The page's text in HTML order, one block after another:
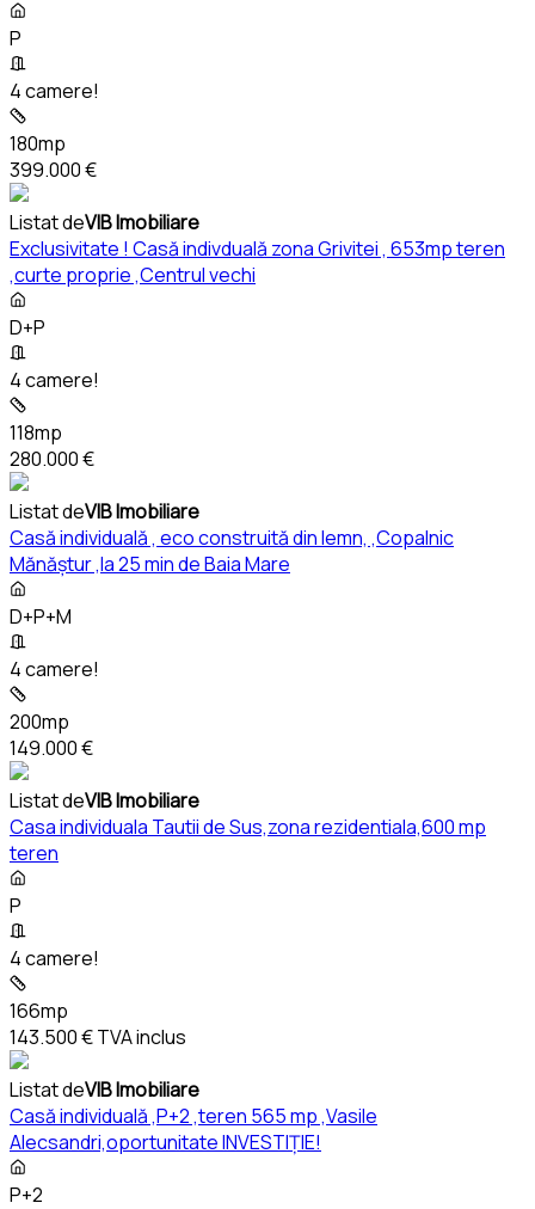
P
4 camere!
180mp
399.000 €
Listat deVIB Imobiliare
Exclusivitate ! Casă indivduală zona Grivitei , 653mp teren
,curte proprie ,Centrul vechi
D+P
4 camere!
118mp
280.000 €
Listat deVIB Imobiliare
Casă individuală , eco construită din lemn, ,Copalnic
Mănăștur ,la 25 min de Baia Mare
D+P+M
4 camere!
200mp
149.000 €
Listat deVIB Imobiliare
Casa individuala Tautii de Sus,zona rezidentiala,600 mp
teren
P
4 camere!
166mp
143.500 €TVA inclus
Listat deVIB Imobiliare
Casă individuală ,P+2 ,teren 565 mp ,Vasile
Alecsandri,oportunitate INVESTIȚIE!
P+2